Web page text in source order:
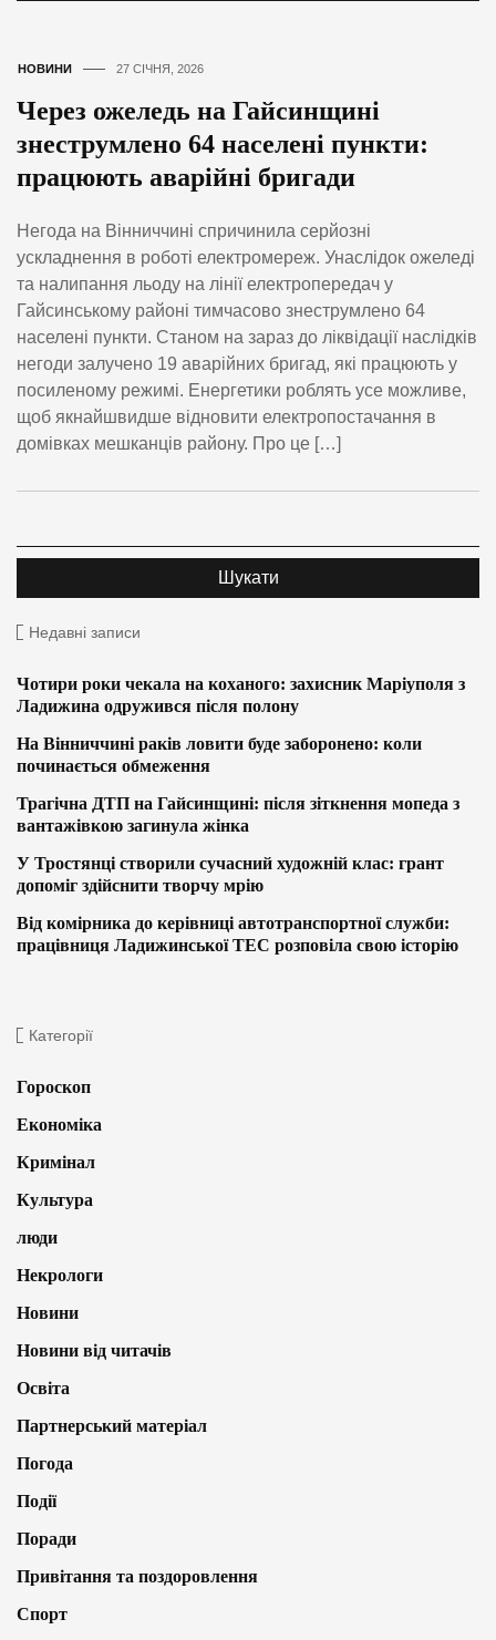
НОВИНИ 27 СІЧНЯ, 2026
Через ожеледь на Гайсинщині
знеструмлено 64 населені пункти:
працюють аварійні бригади
Негода на Вінниччині спричинила серйозні
ускладнення в роботі електромереж. Унаслідок ожеледі
та налипання льоду на лінії електропередач у
Гайсинському районі тимчасово знеструмлено 64
населені пункти. Станом на зараз до ліквідації наслідків
негоди залучено 19 аварійних бригад, які працюють у
посиленому режимі. Енергетики роблять усе можливе,
щоб якнайшвидше відновити електропостачання в
домівках мешканців району. Про це […]
Недавні записи
Чотири роки чекала на коханого: захисник Маріуполя з
Ладижина одружився після полону
На Вінниччині раків ловити буде заборонено: коли
починається обмеження
Трагічна ДТП на Гайсинщині: після зіткнення мопеда з
вантажівкою загинула жінка
У Тростянці створили сучасний художній клас: грант
допоміг здійснити творчу мрію
Від комірника до керівниці автотранспортної служби:
працівниця Ладижинської ТЕС розповіла свою історію
Категорії
Гороскоп
Економіка
Кримінал
Культура
люди
Некрологи
Новини
Новини від читачів
Освіта
Партнерський матеріал
Погода
Події
Поради
Привітання та поздоровлення
Спорт